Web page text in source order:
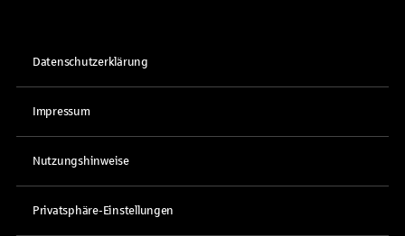
Datenschutzerklärung
Impressum
Nutzungshinweise
Privatsphäre-Einstellungen